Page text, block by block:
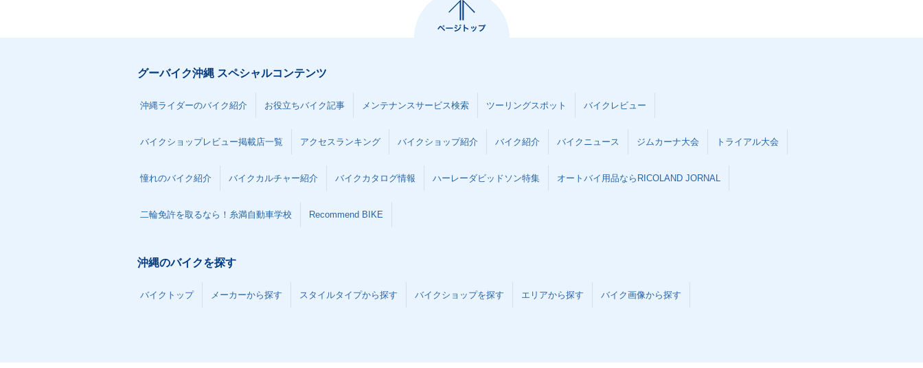
グーバイク沖縄 スペシャルコンテンツ
沖縄ライダーのバイク紹介 お役立ちバイク記事 メンテナンスサービス検索 ツーリングスポット バイクレビュー
バイクショップレビュー掲載店一覧 アクセスランキング バイクショップ紹介 バイク紹介 バイクニュース ジムカーナ大会 トライアル大会
憧れのバイク紹介 バイクカルチャー紹介 バイクカタログ情報 ハーレーダビッドソン特集 オートバイ用品ならRICOLAND JORNAL
二輪免許を取るなら！糸満自動車学校 Recommend BIKE
沖縄のバイクを探す
バイクトップ メーカーから探す スタイルタイプから探す バイクショップを探す エリアから探す バイク画像から探す